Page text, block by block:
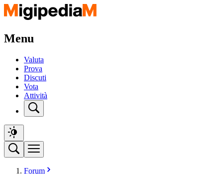
Menu
Valuta
Prova
Discuti
Vota
Attività
Forum